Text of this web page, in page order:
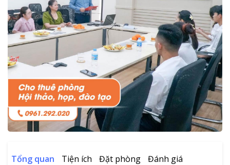
Tổng quan Tiện ích Đặt phòng Đánh giá